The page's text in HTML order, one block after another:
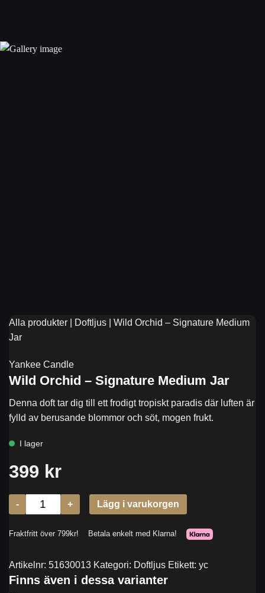
Alla produkter Doftljus
Wild Orchid – Signature Medium
Jar
Yankee Candle
Wild Orchid – Signature Medium Jar
Denna doft tar dig till ett frodigt tropiskt paradis där luften är
fylld av berusande blommor och söt, mogen frukt.
Artikelnr: 51630013 Kategori: Doftljus Etikett: yc
Finns även i dessa varianter